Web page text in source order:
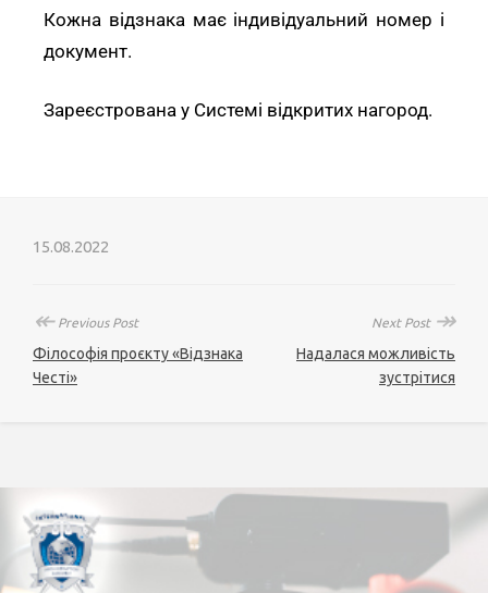
Кожна відзнака має індивідуальний номер і
документ.
Зареєстрована у Системі відкритих нагород.
15.08.2022
↞Previous Post
Філософія проєкту «Відзнака
Честі»
Next Post ↠
Надалася можливість
зустрітися